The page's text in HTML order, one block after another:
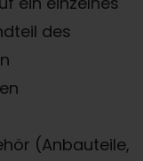
des
(Anbauteile,